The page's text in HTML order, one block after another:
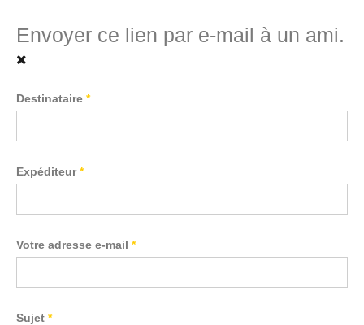
Envoyer ce lien par e-mail à un ami.
Destinataire *
Expéditeur*
Votre adresse e-mail *
Sujet *